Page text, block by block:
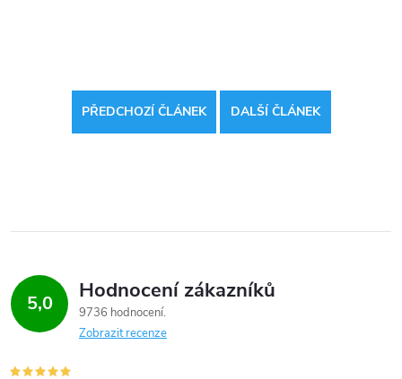
PŘEDCHOZÍ ČLÁNEK DALŠÍ ČLÁNEK
5,0 Hodnocení zákazníků
9736 hodnocení
Zobrazit recenze